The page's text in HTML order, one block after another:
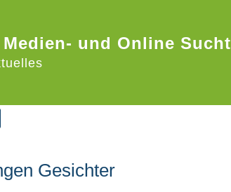
und Online Sucht
Gesichter